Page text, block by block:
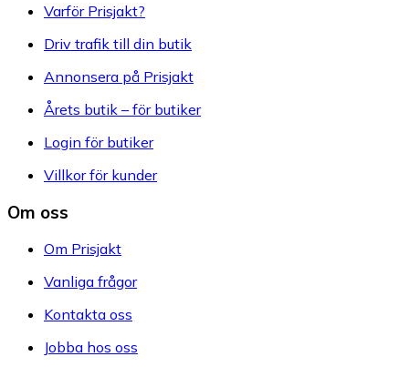
Varför Prisjakt?
Driv trafik till din butik
Annonsera på Prisjakt
Årets butik – för butiker
Login för butiker
Villkor för kunder
Om oss
Om Prisjakt
Vanliga frågor
Kontakta oss
Jobba hos oss